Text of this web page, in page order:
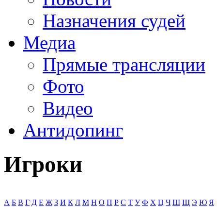
Назначения судей
Медиа
Прямые трансляции
Фото
Видео
Антидопинг
Игроки
А Б В Г Д Е Ж З И К Л М Н О П Р С Т У Ф Х Ц Ч Ш Щ Э Ю Я